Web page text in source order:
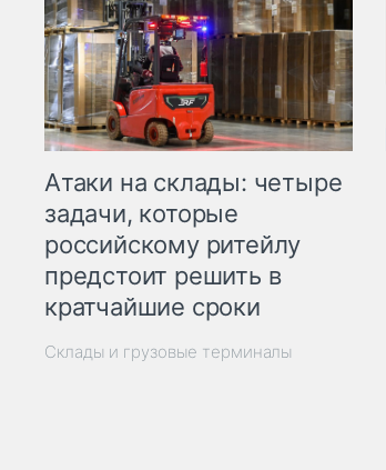
Атаки на склады: четыре
задачи, которые
российскому ритейлу
предстоит решить в
кратчайшие сроки
Склады и грузовые терминалы